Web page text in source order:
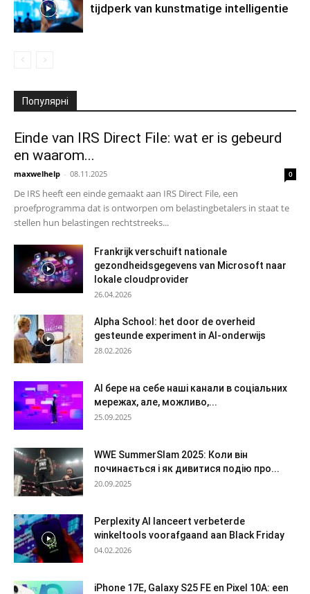
tijdperk van kunstmatige intelligentie
Популярні
Einde van IRS Direct File: wat er is gebeurd
en waarom...
maxwelhelp - 08.11.2025 0
De IRS heeft een einde gemaakt aan IRS Direct File, een
proefprogramma dat is ontworpen om belastingbetalers in staat te
stellen hun belastingen rechtstreeks...
Frankrijk verschuift nationale
gezondheidsgegevens van Microsoft naar
lokale cloudprovider
26.04.2026
Alpha School: het door de overheid
gesteunde experiment in AI-onderwijs
28.02.2026
AI бере на себе наші канали в соціальних
мережах, але, можливо,...
25.09.2025
WWE SummerSlam 2025: Коли він
починається і як дивитися подію про...
20.09.2025
Perplexity AI lanceert verbeterde
winkeltools voorafgaand aan Black Friday
04.02.2026
iPhone 17E, Galaxy S25 FE en Pixel 10A: een